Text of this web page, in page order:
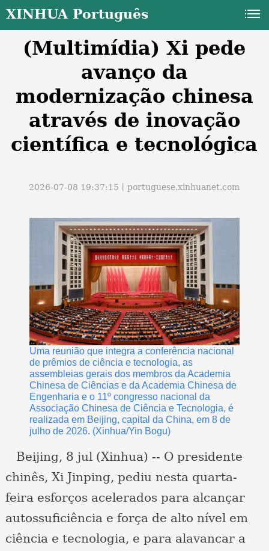
XINHUA Português
(Multimídia) Xi pede
avanço da
modernização chinesa
através de inovação
científica e tecnológica
2026-07-08 19:37:15丨portuguese.xinhuanet.com
Uma reunião que integra a conferência nacional
de prêmios de ciência e tecnologia, as
assembleias gerais dos membros da Academia
Chinesa de Ciências e da Academia Chinesa de
Engenharia e o 11º congresso nacional da
Associação Chinesa de Ciência e Tecnologia, é
realizada em Beijing, capital da China, em 8 de
julho de 2026. (Xinhua/Yin Bogu)
Beijing, 8 jul (Xinhua) -- O presidente
chinês, Xi Jinping, pediu nesta quarta-
feira esforços acelerados para alcançar
autossuficiência e força de alto nível em
ciência e tecnologia, e para alavancar a